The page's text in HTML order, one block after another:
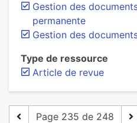
Gestion des
permanente
Gestion des
Type de ressource
Article de revue
Page 235 de 248